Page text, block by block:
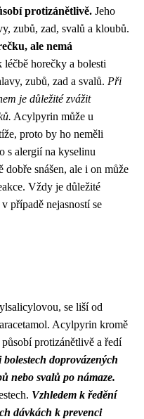
protizánětlivě. Jeho
zubů, zad, svalů a kloubů.
ale nemá
léčbě horečky a bolesti
zubů, zad a svalů. Při
je důležité zvážit
Acylpyrin může u
proto by ho neměli
s alergií na kyselinu
dobře snášen, ale i on může
Vždy je důležité
případě nejasností se
se liší od
Acylpyrin kromě
protizánětlivě a ředí
doprovázených
nebo svalů po námaze.
Vzhledem k ředění
dávkách k prevenci